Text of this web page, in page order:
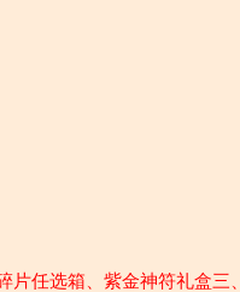
片任选箱、紫金神符礼盒三、